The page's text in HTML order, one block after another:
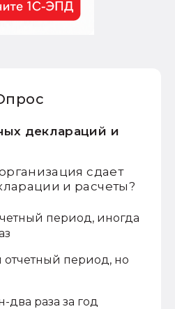
деклараций и
сдает
и расчеты?
период, иногда
период, но
два раза за год